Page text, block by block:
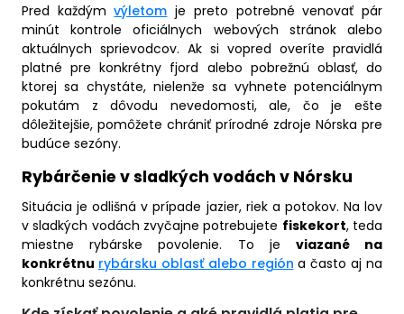
Pred každýmvýletom je preto potrebné venovať pár
minút kontrole oficiálnych webových stránok alebo
aktuálnych sprievodcov. Ak si vopred overíte pravidlá
platné pre konkrétny fjord alebo pobrežnú oblasť, do
ktorej sa chystáte, nielenže sa vyhnete potenciálnym
pokutám z dôvodu nevedomosti, ale, čo je ešte
dôležitejšie, pomôžete chrániť prírodné zdroje Nórska pre
budúce sezóny.
Rybárčenie v sladkých vodách v Nórsku
Situácia je odlišná v prípade jazier, riek a potokov. Na lov
v sladkých vodách zvyčajne potrebujete fiskekort, teda
miestne rybárske povolenie. To je viazané na
konkrétnu rybársku oblasť alebo región a často aj na
konkrétnu sezónu.